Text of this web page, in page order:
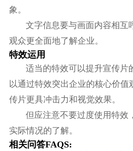
象。
文字信息要与画面内容相互
观众更全面地了解企业。
特效运用
适当的特效可以提升宣传片
以通过特效突出企业的核心价值
传片更具冲击力和视觉效果。
但应注意不要过度使用特效
实际情况的了解。
相关问答FAQS: